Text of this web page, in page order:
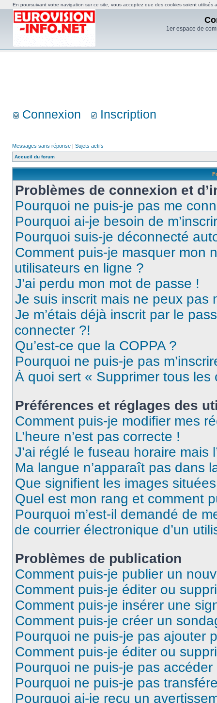
1er espace de
Connexion Inscription
Messages sans réponse | Sujets actifs
Accueil du forum
Problèmes de connexion et
Pourquoi ne puis-je pas me
Pourquoi ai-je besoin de
Pourquoi suis-je déconnecté
Comment puis-je masquer mon
utilisateurs en ligne ?
J’ai perdu mon mot de passe !
Je suis inscrit mais ne peux pas
Je m’étais déjà inscrit par le
connecter ?!
Qu’est-ce que la COPPA ?
Pourquoi ne puis-je pas
À quoi sert « Supprimer tous les
Préférences et réglages des
Comment puis-je modifier mes
L’heure n’est pas correcte !
J’ai réglé le fuseau horaire mais
Ma langue n’apparaît pas dans
Que signifient les images
Quel est mon rang et comment
Pourquoi m’est-il demandé de
de courrier électronique d’un
Problèmes de publication
Comment puis-je publier un
Comment puis-je éditer ou
Comment puis-je insérer une
Comment puis-je créer un
Pourquoi ne puis-je pas ajouter
Comment puis-je éditer ou
Pourquoi ne puis-je pas
Pourquoi ne puis-je pas
Pourquoi ai-je reçu un
En poursuivant votre navigation sur ce site, vous acceptez que des cookies soient